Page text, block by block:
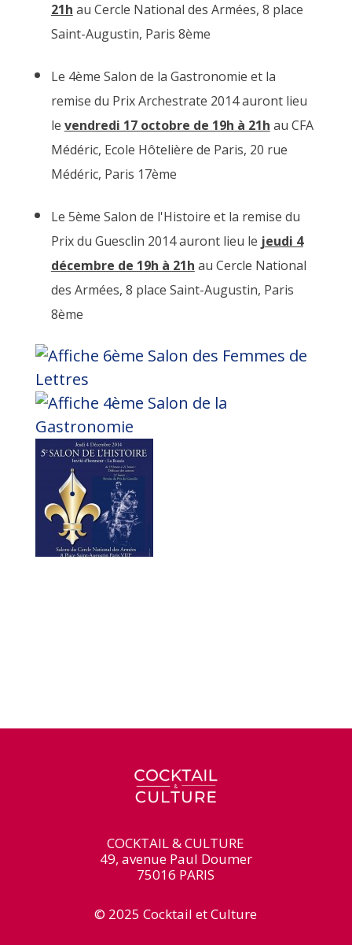
21h au Cercle National des Armées, 8 place
Saint-Augustin, Paris 8ème
Le 4ème Salon de la Gastronomie et la
remise du Prix Archestrate 2014 auront lieu
le vendredi 17 octobre de 19h à 21h au CFA
Médéric, Ecole Hôtelière de Paris, 20 rue
Médéric, Paris 17ème
Le 5ème Salon de l'Histoire et la remise du
Prix du Guesclin 2014 auront lieu le jeudi 4
décembre de 19h à 21h au Cercle National
des Armées, 8 place Saint-Augustin, Paris
8ème
COCKTAIL & CULTURE
49, avenue Paul Doumer
75016 PARIS
© 2025 Cocktail et Culture